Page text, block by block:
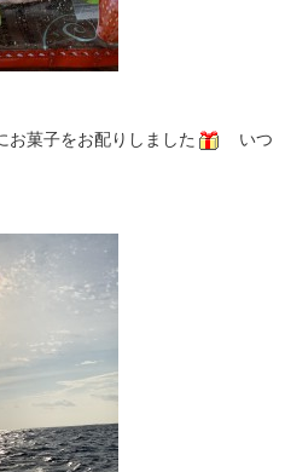
お菓子をお配りしました いつ